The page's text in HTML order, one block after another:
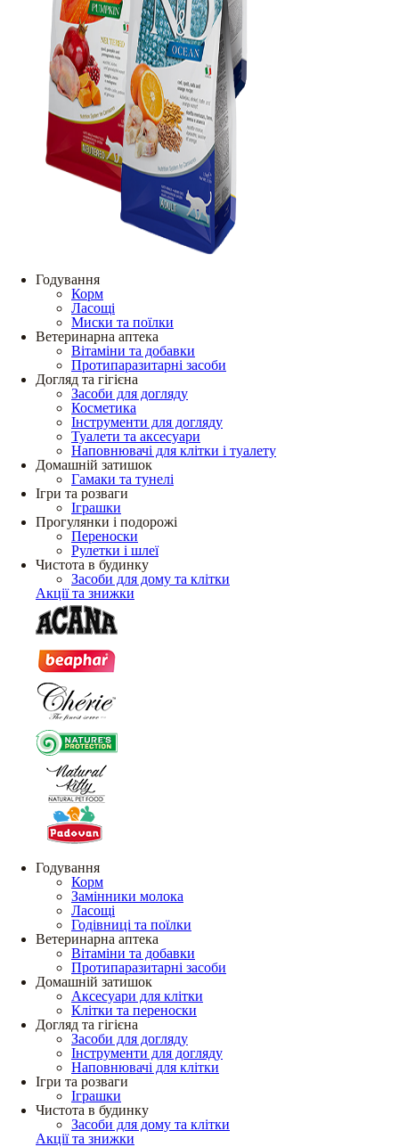
Годування
Корм
Ласощі
Миски та поїлки
Ветеринарна аптека
Вітаміни та добавки
Протипаразитарні засоби
Догляд та гігієна
Засоби для догляду
Косметика
Інструменти для догляду
Туалети та аксесуари
Наповнювачі для клітки і туалету
Домашній затишок
Гамаки та тунелі
Ігри та розваги
Іграшки
Прогулянки і подорожі
Переноски
Рулетки і шлеї
Чистота в будинку
Засоби для дому та клітки
Акції та знижки
Годування
Корм
Замінники молока
Ласощі
Годівниці та поїлки
Ветеринарна аптека
Вітаміни та добавки
Протипаразитарні засоби
Домашній затишок
Аксесуари для клітки
Клітки та переноски
Догляд та гігієна
Засоби для догляду
Інструменти для догляду
Наповнювачі для клітки
Ігри та розваги
Іграшки
Чистота в будинку
Засоби для дому та клітки
Акції та знижки